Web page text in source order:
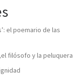
el poemario de las
filósofo y la peluquera